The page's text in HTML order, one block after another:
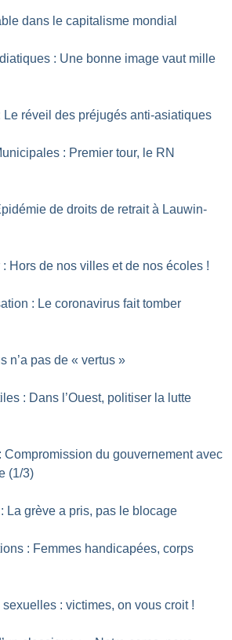
dans le capitalisme mondial
: Une bonne image vaut mille
Le réveil des préjugés anti-asiatiques
: Premier tour, le RN
de droits de retrait à Lauwin-
: Hors de nos villes et de nos écoles !
: Le coronavirus fait tomber
n’a pas de « vertus »
: Dans l’Ouest, politiser la lutte
Compromission du gouvernement avec
(1/3)
La grève a pris, pas le blocage
: Femmes handicapées, corps
: victimes, on vous croit !